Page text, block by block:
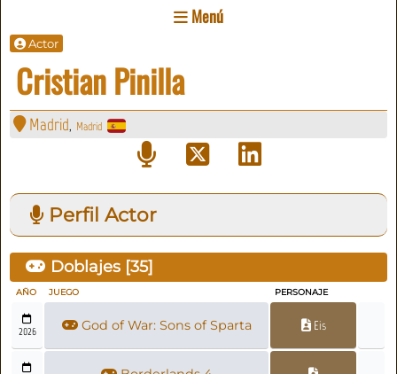
Menú
Actor
Cristian Pinilla
Madrid, Madrid
Perfil Actor
Doblajes [35]
AÑO JUEGO PERSONAJE
2026 God of War: Sons of Sparta Eis